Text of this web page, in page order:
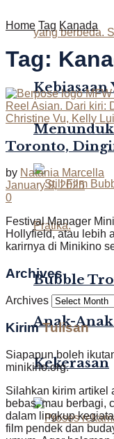
Kebiasaan
Bubble
Anak-
Kekerasan
Home Tag Kanada
Tag:
Toronto,
by Natania Marcella
January 9, 2025
0
Festival Manager
Hollyfield, atau lebih
karirnya di Minikino
Archives
Archives
KirimTulisan
Siapapun boleh
minikino.org.
Silahkan kirim artikel
bebas, mau berbagi,
dalam lingkup
film pendek dan